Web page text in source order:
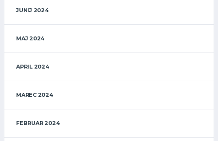
JUNIJ 2024
MAJ 2024
APRIL 2024
MAREC 2024
FEBRUAR 2024